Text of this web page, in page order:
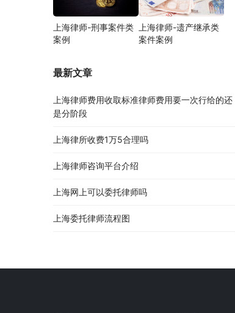
上海律师-刑事案件类
案例
上海律师-遗产继承类
案件案例
最新文章
上海律师费用收取标准律师费用要一次行给的还
是分阶段
上海律所收费1万5合理吗
上海律师咨询平台介绍
上海网上可以委托律师吗
上海委托律师流程图